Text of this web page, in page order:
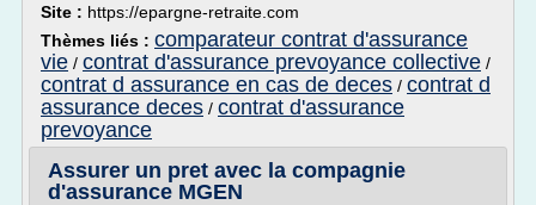
Site : https://epargne-retraite.com
Thèmes liés : comparateur contrat d'assurance
vie / contrat d'assurance prevoyance collective /
contrat d assurance en cas de deces / contrat d
assurance deces / contrat d'assurance
prevoyance
Assurer un pret avec la compagnie
d'assurance MGEN